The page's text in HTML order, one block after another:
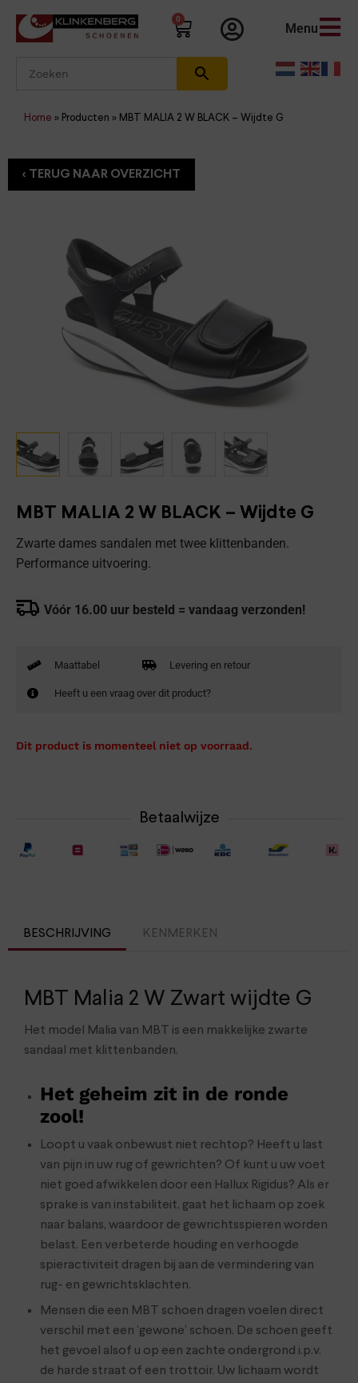
0
Menu
Home » Producten » MBT MALIA 2 W BLACK – Wijdte G
MBT MALIA 2 W BLACK – Wijdte G
Zwarte dames sandalen met twee klittenbanden.
Performance uitvoering.
Vóór 16.00 uur besteld = vandaag verzonden!
Maattabel Levering en retour
Heeft u een vraag over dit product?
Dit product is momenteel niet op voorraad.
Betaalwijze
BESCHRIJVING KENMERKEN
MBT Malia 2 W Zwart wijdte G
Het model Malia van MBT is een makkelijke zwarte
sandaal met klittenbanden.
Het geheim zit in de ronde
zool!
Loopt u vaak onbewust niet rechtop? Heeft u last
van pijn in uw rug of gewrichten? Of kunt u uw voet
niet goed afwikkelen door een Hallux Rigidus? Als er
sprake is van instabiliteit, gaat het lichaam op zoek
naar balans, waardoor de gewrichtsspieren worden
belast. Een verbeterde houding en verhoogde
spieractiviteit dragen bij aan de vermindering van
rug- en gewrichtsklachten.
Mensen die een MBT schoen dragen voelen direct
verschil met een ‘gewone’ schoen. De schoen geeft
het gevoel alsof u op een zachte ondergrond i.p.v.
de harde straat of een trottoir. Uw lichaam wordt